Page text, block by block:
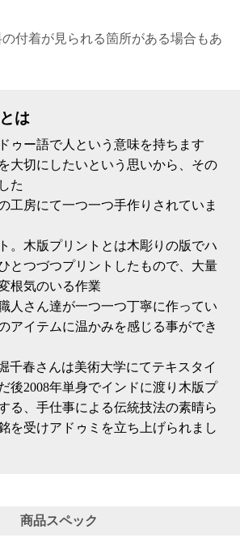
の付着が見られる箇所がある場合もあ
は
ゥー語で人という意味を持ちます
大切にしたいという思いから、その
た
工房にて一つ一つ手作りされていま
。木版プリントとは木彫りの版でハ
とつづつプリントしたもので、大量
根気のいる作業
人さん達が一つ一つ丁寧に作ってい
アイテムに温かみを感じる事ができ
千春さんは美術大学にてテキスタイ
後2008年単身でインドに渡り木版プ
る、手仕事による伝統技法の素晴ら
を受けアドゥミを立ち上げられまし
商品スペック